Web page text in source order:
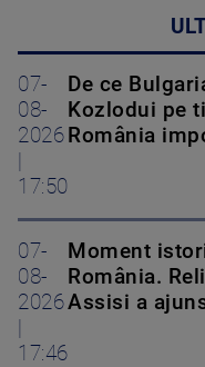
07-
08-
2026
|
17:50
De ce
Kozlodui pe
România
07-
08-
2026
|
17:46
Moment
România.
Assisi a